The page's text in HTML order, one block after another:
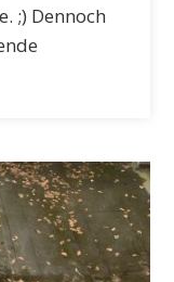
;) Dennoch